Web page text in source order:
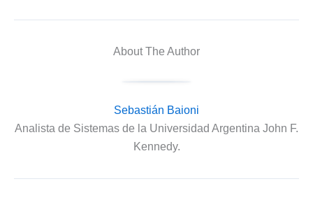
About The Author
Sebastián Baioni
Analista de Sistemas de la Universidad Argentina John F.
Kennedy.